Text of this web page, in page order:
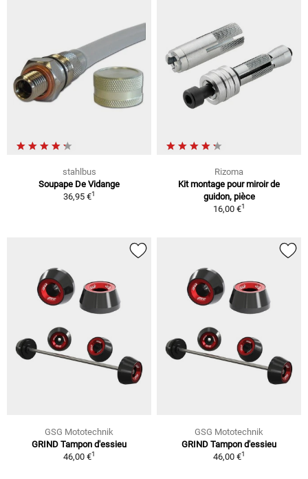
stahlbus
Soupape De Vidange
36,95 €1
Rizoma
Kit montage pour miroir de
guidon, pièce
16,00 €1
GSG Mototechnik
GRIND Tampon d'essieu
46,00 €1
GSG Mototechnik
GRIND Tampon d'essieu
46,00 €1